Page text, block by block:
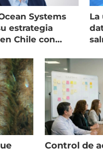
Systems
estrategia
Chile con
La
Control de